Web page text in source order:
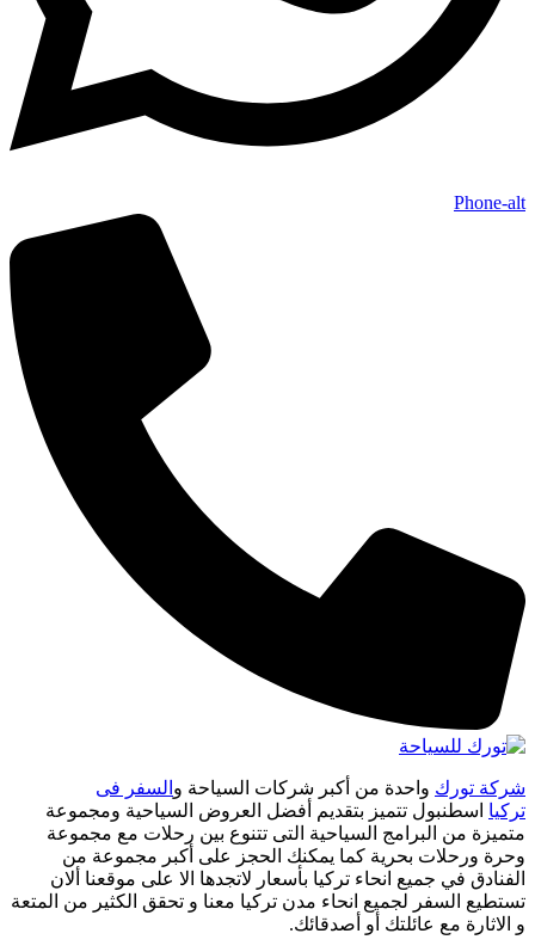
Phone-alt
شركة تورك واحدة من أكبر شركات السياحة و السفر فى
تركيا اسطنبول تتميز بتقديم أفضل العروض السياحية ومجموعة
متميزة من البرامج السياحية التى تتنوع بين رحلات مع مجموعة
وحرة ورحلات بحرية كما يمكنك الحجز على أكبر مجموعة من
الفنادق في جميع انحاء تركيا بأسعار لاتجدها الا على موقعنا ألان
تستطيع السفر لجميع انحاء مدن تركيا معنا و تحقق الكثير من المتعة
و الاثارة مع عائلتك أو أصدقائك.